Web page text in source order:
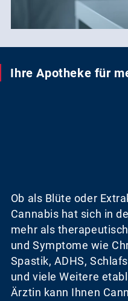
Ihre Apotheke für
Ob als Blüte oder
Cannabis hat sich in
mehr als
und Symptome wie
Spastik, ADHS,
und viele Weitere
Ärztin kann Ihnen